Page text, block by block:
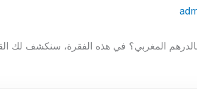
بالدرهم المغربي؟ في هذه الفقرة، سنكشف لك